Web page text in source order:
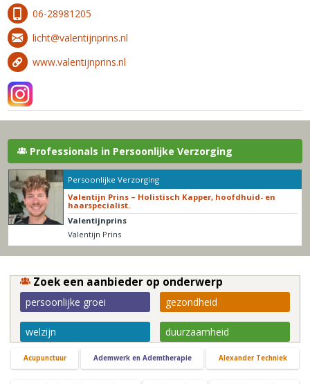
06-28981205
licht@valentijnprins.nl
www.valentijnprins.nl
Professionals in Persoonlijke Verzorging
Persoonlijke Verzorging
Valentijn Prins – Holistisch Kapper, hoofdhuid- en
haarspecialist.
Valentijnprins
Valentijn Prins
Zoek een aanbieder op onderwerp
persoonlijke groei gezondheid
welzijn duurzaamheid
Acupunctuur Ademwerk en Ademtherapie Alexander Techniek